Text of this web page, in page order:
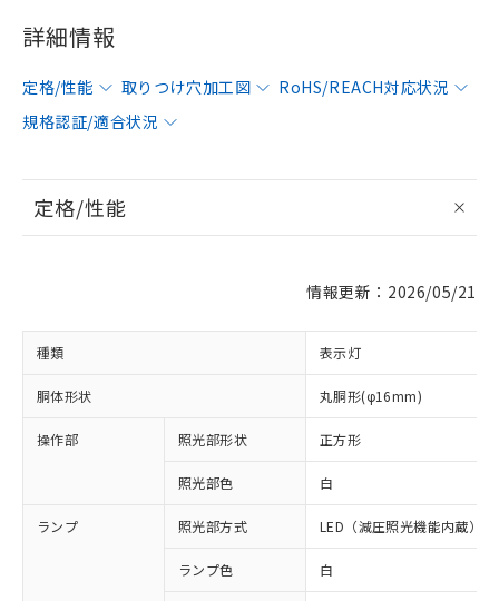
詳細情報
定格/性能 取りつけ穴加工図
RoHS/REACH対応状況
規格認証/適合状況
定格/性能
情報更新：2026/05/21
種類 表示灯
胴体形状 丸胴形(φ16mm)
操作部 照光部形状 正方形
照光部色 白
ランプ 照光部方式 LED（減圧照光機能内蔵）
ランプ色 白